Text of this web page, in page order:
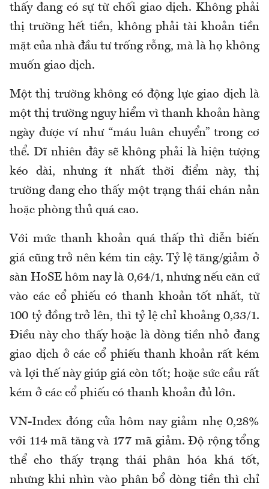
thấy đang có sự từ chối giao dịch. Không phải
thị trường hết tiền, không phải tài khoản tiền
mặt của nhà đầu tư trống rỗng, mà là họ không
muốn giao dịch.
Một thị trường không có động lực giao dịch là
một thị trường nguy hiểm vì thanh khoản hàng
ngày được ví như “máu luân chuyển” trong cơ
thể. Dĩ nhiên đây sẽ không phải là hiện tượng
kéo dài, nhưng ít nhất thời điểm này, thị
trường đang cho thấy một trạng thái chán nản
hoặc phòng thủ quá cao.
Với mức thanh khoản quá thấp thì diễn biến
giá cũng trở nên kém tin cậy. Tỷ lệ tăng/giảm ở
sàn HoSE hôm nay là 0,64/1, nhưng nếu căn cứ
vào các cổ phiếu có thanh khoản tốt nhất, từ
100 tỷ đồng trở lên, thì tỷ lệ chỉ khoảng 0,33/1.
Điều này cho thấy hoặc là dòng tiền nhỏ đang
giao dịch ở các cổ phiếu thanh khoản rất kém
và lợi thế này giúp giá còn tốt; hoặc sức cầu rất
kém ở các cổ phiếu có thanh khoản đủ lớn.
VN-Index đóng cửa hôm nay giảm nhẹ 0,28%
với 114 mã tăng và 177 mã giảm. Độ rộng tổng
thể cho thấy trạng thái phân hóa khá tốt,
nhưng khi nhìn vào phân bổ dòng tiền thì chỉ